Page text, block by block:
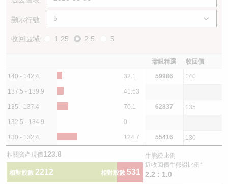
顯示行數
收回區域: 1.25 2.5 5
瑞銀精選 收回價
140 - 142.4 32.1 59986 140
137.5 - 139.9 41.63
135 - 137.4 70.1 62837 135
132.5 - 134.9 0
130 - 132.4 124.7 55416 130
相關資產現價123.8
相對股數 2212 相對股數 531
牛熊證比例
近收回價牛熊證比例*
2.2 : 1.0